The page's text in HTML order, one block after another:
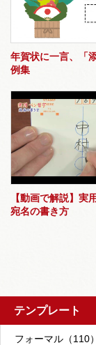
年賀状に一言、「
例集
【動画で解説】実
宛名の書き方
テンプレート
フォーマル（110）